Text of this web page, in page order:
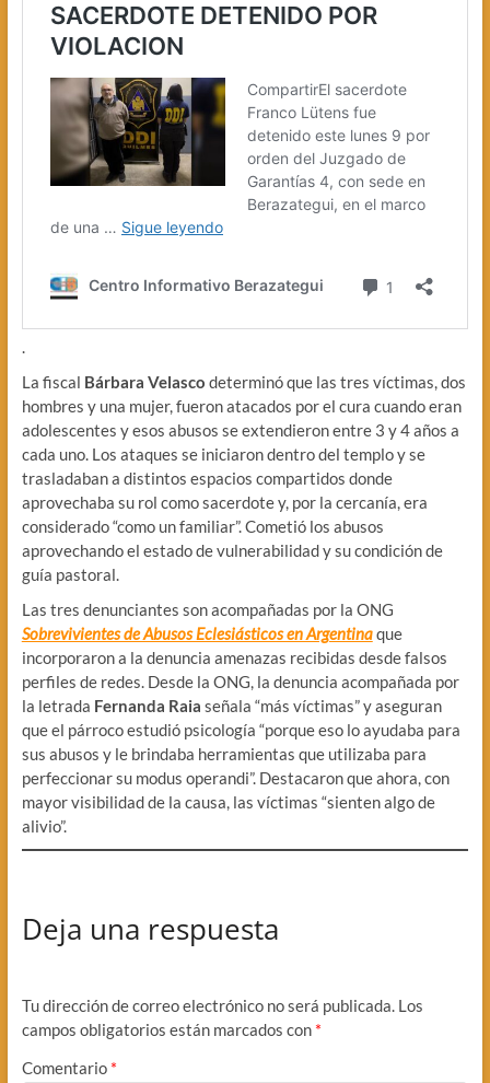
.
La fiscal Bárbara Velasco determinó que las tres víctimas, dos
hombres y una mujer, fueron atacados por el cura cuando eran
adolescentes y esos abusos se extendieron entre 3 y 4 años a
cada uno. Los ataques se iniciaron dentro del templo y se
trasladaban a distintos espacios compartidos donde
aprovechaba su rol como sacerdote y, por la cercanía, era
considerado “como un familiar”. Cometió los abusos
aprovechando el estado de vulnerabilidad y su condición de
guía pastoral.
Las tres denunciantes son acompañadas por la ONG
Sobrevivientes de Abusos Eclesiásticos en Argentinaque
incorporaron a la denuncia amenazas recibidas desde falsos
perfiles de redes. Desde la ONG, la denuncia acompañada por
la letrada Fernanda Raia señala “más víctimas” y aseguran
que el párroco estudió psicología “porque eso lo ayudaba para
sus abusos y le brindaba herramientas que utilizaba para
perfeccionar su modus operandi”. Destacaron que ahora, con
mayor visibilidad de la causa, las víctimas “sienten algo de
alivio”.
Deja una respuesta
Tu dirección de correo electrónico no será publicada. Los
campos obligatorios están marcados con *
Comentario *